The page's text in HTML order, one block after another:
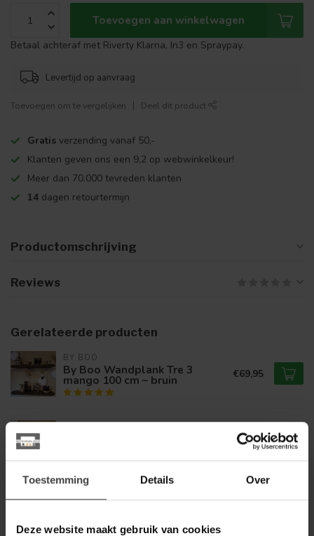
Toestemming Details Over
Deze website maakt gebruik van cookies
Toevoegen aan winkelwagen
Betaal achteraf met Riverty Klarna, In3 en Spraypay.
Levertijd op aanvraag
Toevoegen om te vergelijken Deel dit product
Gratis verzending vanaf 50,-
Klanten geven ons een 9,2 op webwinkelkeur!
Meer dan 70.000 tevreden klanten
14 dagen retourtermijn
Productomschrijving
Reviews
Gerelateerde producten
BY BOO
By Boo Wandplank Tre 3
mango 100 cm – bruin €69,95
€39,95
PTMD